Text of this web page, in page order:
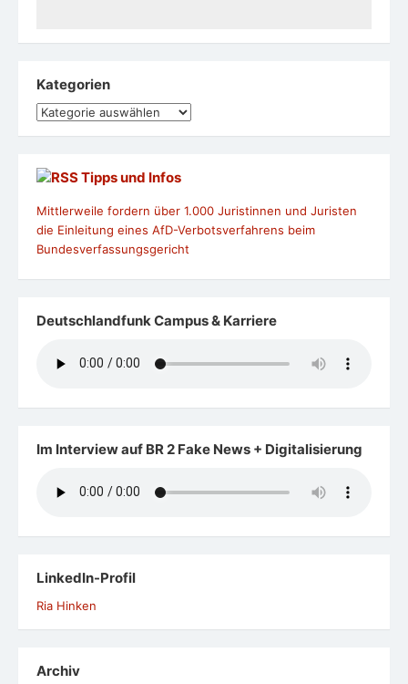
Kategorien
Kategorien
Tipps und Infos
Mittlerweile fordern über 1.000 Juristinnen und Juristen
die Einleitung eines AfD-Verbotsverfahrens beim
Bundesverfassungsgericht
Deutschlandfunk Campus & Karriere
Im Interview auf BR 2 Fake News + Digitalisierung
LinkedIn-Profil
Ria Hinken
Archiv